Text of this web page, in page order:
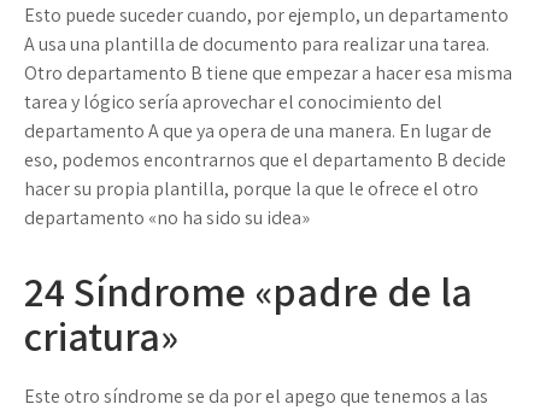
Esto puede suceder cuando, por ejemplo, un departamento
A usa una plantilla de documento para realizar una tarea.
Otro departamento B tiene que empezar a hacer esa misma
tarea y lógico sería aprovechar el conocimiento del
departamento A que ya opera de una manera. En lugar de
eso, podemos encontrarnos que el departamento B decide
hacer su propia plantilla, porque la que le ofrece el otro
departamento «no ha sido su idea»
24 Síndrome «padre de la
criatura»
Este otro síndrome se da por el apego que tenemos a las